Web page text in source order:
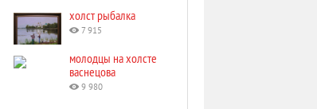
холст рыбалка
7 915
молодцы на холсте
васнецова
9 980